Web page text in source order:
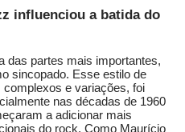
influenciou a batida do
das partes mais importantes,
sincopado. Esse estilo de
e variações, foi
nas décadas de 1960
a adicionar mais
do rock. Como Maurício